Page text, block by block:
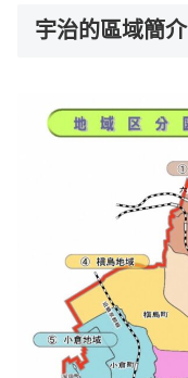
宇治的區域簡介